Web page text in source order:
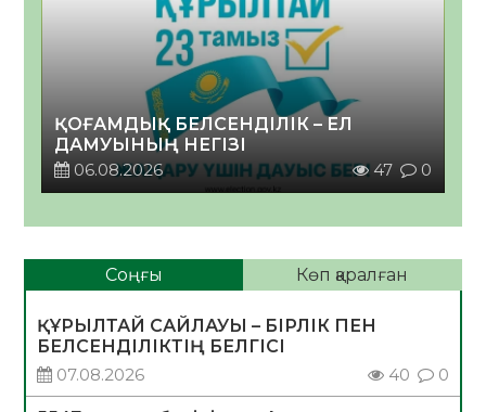
ҚОҒАМДЫҚ БЕЛСЕНДІЛІК – ЕЛ
ДАМУЫНЫҢ НЕГІЗІ
06.08.2026
47 0
Соңғы Көп қаралған
ҚҰРЫЛТАЙ САЙЛАУЫ – БІРЛІК ПЕН
БЕЛСЕНДІЛІКТІҢ БЕЛГІСІ
07.08.2026
40 0